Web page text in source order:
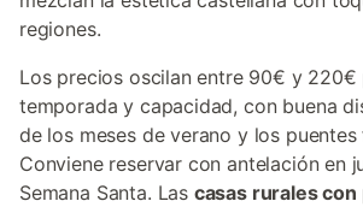
regiones.
Los precios oscilan entre 90€ y 220€
temporada y capacidad, con buena
de los meses de verano y los puentes
Conviene reservar con antelación en
Semana Santa. Las casas rurales